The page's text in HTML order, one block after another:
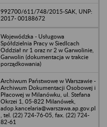
992700/611/748/2015-SAK, UNP:
2017- 00188672
Wojewódzka - Usługowa
Spółdzielnia Pracy w Siedlcach
Oddział nr 1 oraz nr 2 w Garwolinie,
Garwolin (dokumentacja w trakcie
porządkowania)
Archiwum Państwowe w Warszawie -
Archiwum Dokumentacji Osobowej i
Płacowej w Milanówku, ul. Stefana
Okrzei 1, 05-822 Milanówek,
adop.kancelaria@warszawa.ap.gov.pl
, tel. (22) 724-76-05, fax. (22) 724-
82-61